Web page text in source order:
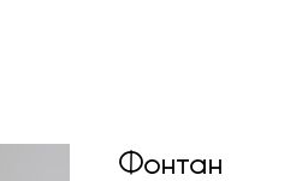
Фонтан